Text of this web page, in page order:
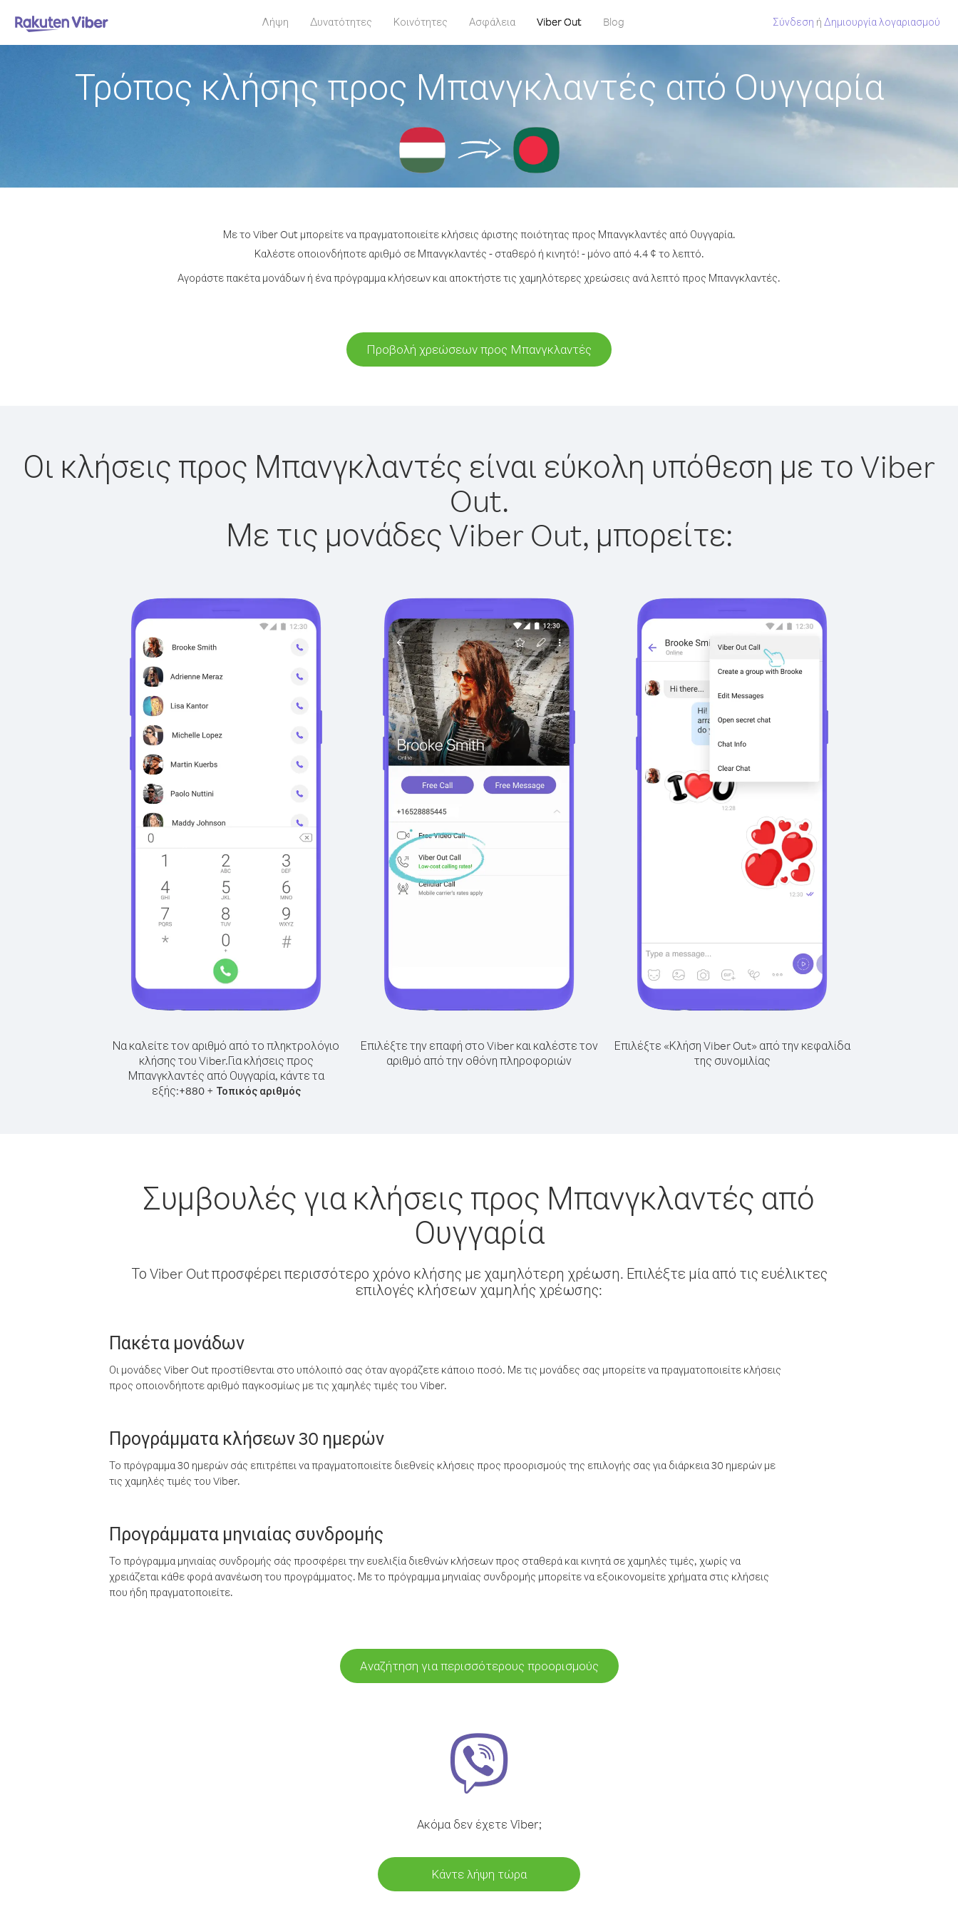
Λήψη Δυνατότητες Κοινότητες Ασφάλεια Viber Out Blog Σύνδεση ή Δημιουργία λογαριασμού
Τρόπος κλήσης προς Μπανγκλαντές από Ουγγαρία
Με το Viber Out μπορείτε να πραγματοποιείτε κλήσεις άριστης ποιότητας προς Μπανγκλαντές από Ουγγαρία.
Καλέστε οποιονδήποτε αριθμό σε Μπανγκλαντές - σταθερό ή κινητό! - μόνο από 4.4 ¢ το λεπτό.
Αγοράστε πακέτα μονάδων ή ένα πρόγραμμα κλήσεων και αποκτήστε τις χαμηλότερες χρεώσεις ανά λεπτό προς Μπανγκλαντές.
Προβολή χρεώσεων προς Μπανγκλαντές
Οι κλήσεις προς Μπανγκλαντές είναι εύκολη υπόθεση με το Viber
Out.
Με τις μονάδες Viber Out, μπορείτε:
Να καλείτε τον αριθμό από το πληκτρολόγιο
κλήσης του Viber.Για κλήσεις προς
Μπανγκλαντές από Ουγγαρία, κάντε τα
εξής:+880+ Τοπικός αριθμός
Επιλέξτε την επαφή στο Viber και καλέστε τον
αριθμό από την οθόνη πληροφοριών
Επιλέξτε «Κλήση Viber Out» από την κεφαλίδα
της συνομιλίας
Συμβουλές για κλήσεις προς Μπανγκλαντές από
Ουγγαρία
Το Viber Out προσφέρει περισσότερο χρόνο κλήσης με χαμηλότερη χρέωση. Επιλέξτε μία από τις ευέλικτες
επιλογές κλήσεων χαμηλής χρέωσης:
Πακέτα μονάδων
Οι μονάδες Viber Out προστίθενται στο υπόλοιπό σας όταν αγοράζετε κάποιο ποσό. Με τις μονάδες σας μπορείτε να πραγματοποιείτε κλήσεις
προς οποιονδήποτε αριθμό παγκοσμίως με τις χαμηλές τιμές του Viber.
Προγράμματα κλήσεων 30 ημερών
Το πρόγραμμα 30 ημερών σάς επιτρέπει να πραγματοποιείτε διεθνείς κλήσεις προς προορισμούς της επιλογής σας για διάρκεια 30 ημερών με
τις χαμηλές τιμές του Viber.
Προγράμματα μηνιαίας συνδρομής
Το πρόγραμμα μηνιαίας συνδρομής σάς προσφέρει την ευελιξία διεθνών κλήσεων προς σταθερά και κινητά σε χαμηλές τιμές, χωρίς να
χρειάζεται κάθε φορά ανανέωση του προγράμματος. Με το πρόγραμμα μηνιαίας συνδρομής μπορείτε να εξοικονομείτε χρήματα στις κλήσεις
που ήδη πραγματοποιείτε.
Αναζήτηση για περισσότερους προορισμούς
Ακόμα δεν έχετε Viber;
Κάντε λήψη τώρα